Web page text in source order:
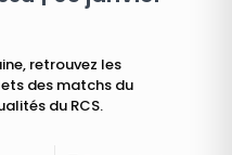
retrouvez les
des matchs du
du RCS.